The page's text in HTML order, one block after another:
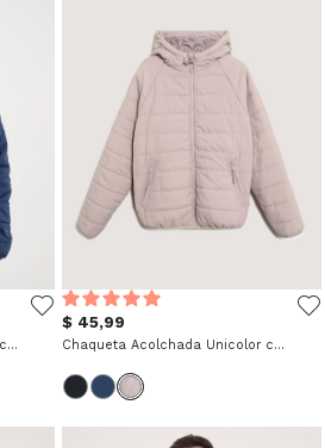
Chaqueta Acolchada Unicolor con Capota
$ 45,99
Chaqueta Acolchada Unicolor con Capota